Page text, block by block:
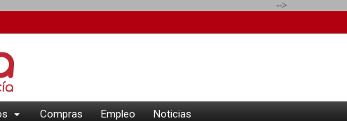
-->
Compras Empleo Noticias